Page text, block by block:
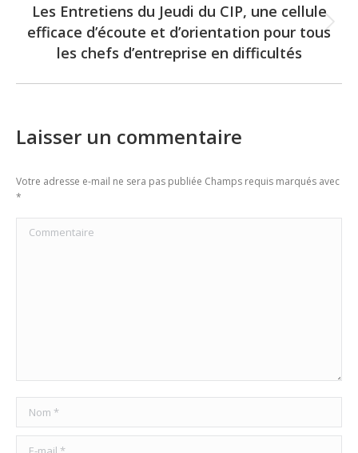
Next
post:
Les Entretiens du Jeudi du CIP, une cellule
efficace d’écoute et d’orientation pour tous
les chefs d’entreprise en difficultés
Laisser un commentaire
Votre adresse e-mail ne sera pas publiée Champs requis marqués avec
*
Commentaire
Nom *
E-mail *